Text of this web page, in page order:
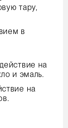
тару,
в
на
и эмаль.
на